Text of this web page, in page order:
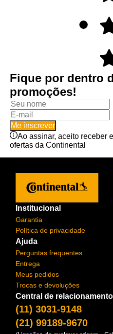
Fique por dentro
promoções!
Me inscrever
Ao assinar, aceito receber
ofertas da Continental
Institucional
Garantia
Política de privacidade
Ajuda
Perguntas frequentes
Entrega
Meus pedidos
Trocas e devoluções
Central de relacionamento
(11) 3031-9148
(21) 99189-9670